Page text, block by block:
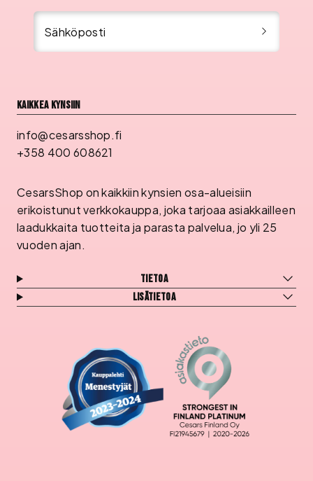
Sähköposti
Kaikkea kynsiin
info@cesarsshop.fi
+358 400 608621
CesarsShop on kaikkiin kynsien osa-alueisiin
erikoistunut verkkokauppa, joka tarjoaa asiakkailleen
laadukkaita tuotteita ja parasta palvelua, jo yli 25
vuoden ajan.
Tietoa
Lisätietoa